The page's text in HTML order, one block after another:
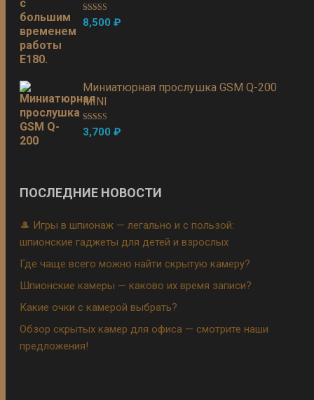
Оценка 5.00
из 5
8,500₽
Миниатюрная прослушка GSM Q-200
MINI
Оценка 5.00
из 5
3,700₽
ПОСЛЕДНИЕ НОВОСТИ
🎩 Игры в шпионаж — легально и с пользой:
шпионские гаджеты для детей и взрослых
Где чаще всего можно найти скрытую камеру?
Шпионские камеры — каково их время записи?
Какие очки с камерой выбрать?
Обзор скрытых камер для офиса — смотрите наши
предложения!